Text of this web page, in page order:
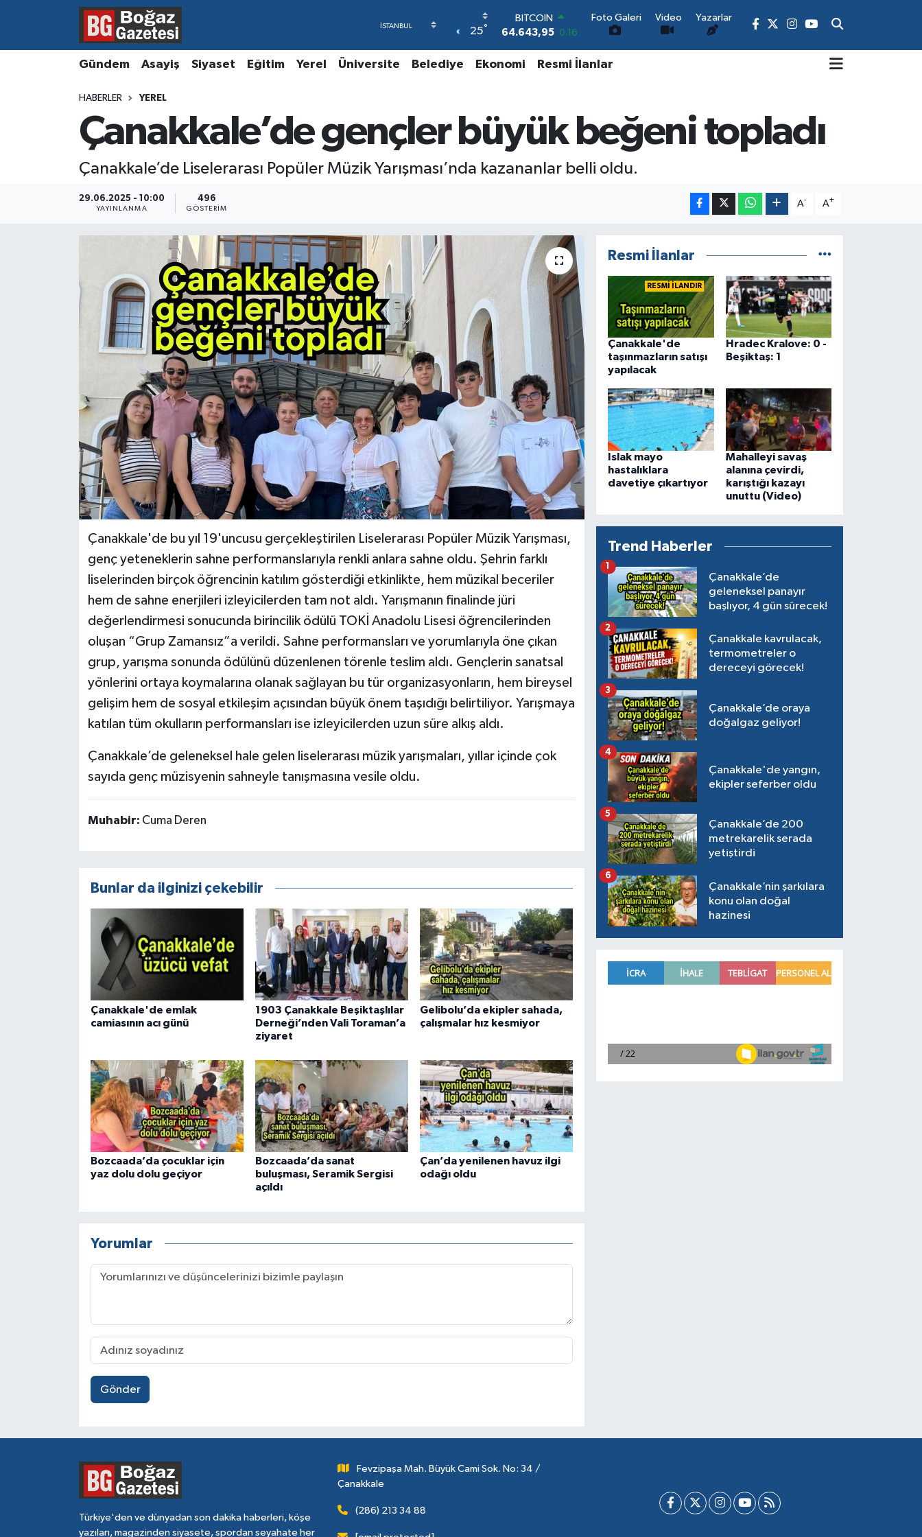
25°
DOLAR
47,6006 0.06
EURO
55,0250 0.02
6500.87
0.12
BİST100
13.799
Foto Galeri Video Yazarlar
Gündem Asayiş Siyaset Eğitim Yerel Üniversite Belediye Ekonomi Resmi İlanlar
HABERLER YEREL
Çanakkale’de gençler büyük beğeni topladı
Çanakkale’de Liselerarası Popüler Müzik Yarışması’nda kazananlar belli oldu.
29.06.2025 - 10:00
YAYINLANMA
496
GÖSTERIM
A- A+
Çanakkale'de bu yıl 19'uncusu gerçekleştirilen Liselerarası Popüler Müzik Yarışması,
genç yeteneklerin sahne performanslarıyla renkli anlara sahne oldu. Şehrin farklı
liselerinden birçok öğrencinin katılım gösterdiği etkinlikte, hem müzikal beceriler
hem de sahne enerjileri izleyicilerden tam not aldı. Yarışmanın finalinde jüri
değerlendirmesi sonucunda birincilik ödülü TOKİ Anadolu Lisesi öğrencilerinden
oluşan “Grup Zamansız”a verildi. Sahne performansları ve yorumlarıyla öne çıkan
grup, yarışma sonunda ödülünü düzenlenen törenle teslim aldı. Gençlerin sanatsal
yönlerini ortaya koymalarına olanak sağlayan bu tür organizasyonların, hem bireysel
gelişim hem de sosyal etkileşim açısından büyük önem taşıdığı belirtiliyor. Yarışmaya
katılan tüm okulların performansları ise izleyicilerden uzun süre alkış aldı.
Çanakkale’de geleneksel hale gelen liselerarası müzik yarışmaları, yıllar içinde çok
sayıda genç müzisyenin sahneyle tanışmasına vesile oldu.
Muhabir: Cuma Deren
Bunlar da ilginizi çekebilir
Çanakkale'de emlak
camiasının acı günü
1903 Çanakkale Beşiktaşlılar
Derneği’nden Vali Toraman’a
ziyaret
Gelibolu’da ekipler sahada,
çalışmalar hız kesmiyor
Bozcaada’da çocuklar için
yaz dolu dolu geçiyor
Bozcaada’da sanat
buluşması, Seramik Sergisi
açıldı
Çan’da yenilenen havuz ilgi
odağı oldu
Yorumlar
Gönder
Resmi İlanlar
RESMİ İLANDIR
Çanakkale'de
taşınmazların satışı
yapılacak
Hradec Kralove: 0 -
Beşiktaş: 1
Islak mayo
hastalıklara
davetiye çıkartıyor
Mahalleyi savaş
alanına çevirdi,
karıştığı kazayı
unuttu (Video)
Trend Haberler
Çanakkale’de
geleneksel panayır
başlıyor, 4 gün sürecek!
1
Çanakkale kavrulacak,
termometreler o
dereceyi görecek!
2
Çanakkale’de oraya
doğalgaz geliyor!
3
Çanakkale'de yangın,
ekipler seferber oldu
4
Çanakkale’de 200
metrekarelik serada
yetiştirdi
5
Çanakkale’nin şarkılara
konu olan doğal
hazinesi
6
Türkiye'den ve dünyadan son dakika haberleri, köşe
yazıları, magazinden siyasete, spordan seyahate her
Fevzipaşa Mah. Büyük Cami Sok. No: 34 /
Çanakkale
(286) 213 34 88
Asayiş
Ekonomi
Kültür ve Sanat
Hava Durumu
Süper Lig Puan Durumu ve Fikstür
Son Dakika Haberleri